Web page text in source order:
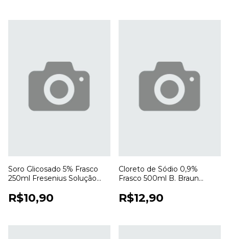
Soro Glicosado 5% Frasco
250ml Fresenius Solução
R$10,90
Cloreto de Sódio 0,9%
Frasco 500ml B. Braun
Estéril para Uso Profissional
R$12,90